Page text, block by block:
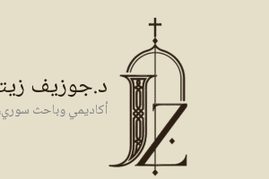
د.جوزيف
أكاديمي وباحث